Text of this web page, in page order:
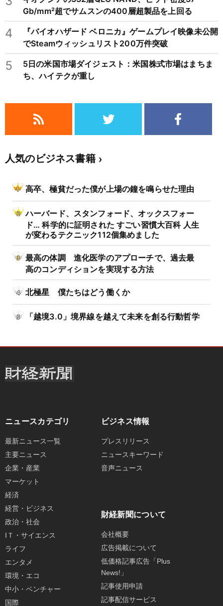
Gb/mm²超でサムスンの400層超製品を上回る
4
『バイオハザード ベロニカ』ゲームプレイ映像未公開
でSteamウィッシュリスト200万件突破
5
5日の米国市場ダイジェスト：米国株式市場はまちま
ち、ハイテクが重し
人気のビジネス書籍
高卒、極貧だった僕が上場の鐘を鳴らせた理由
ハーバード、スタンフォード、オックスフォー
ド… 科学的に証明された すごい習慣大百科 人生
が変わるテクニック112個集めました
最高の体調 進化医学のアプローチで、過去最
高のコンディションを実現する方法
北極星 僕たちはどう働くか
「越境3.0」境界線を越えて未来を創る行動哲学
ニュースカテゴリ
最新ニュース一覧
主要ニュース
企業・産業
マーケット
経済
経営・ビジネス
政治・社会
IＴ・サイエンス
ライフ
エンタメ
環境・エコ
中小・ベンチャー
国際
ビジネス情報
プレスリリース
ニュースキーワード
音声ニュース
財経新聞について
会社概要
広告掲載について
低価格記事広告「Plus
News!」
記事使用申請
記事配信サービス